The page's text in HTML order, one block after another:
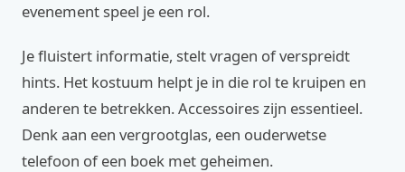
evenement speel je een rol.
Je fluistert informatie, stelt vragen of verspreidt
hints. Het kostuum helpt je in die rol te kruipen en
anderen te betrekken. Accessoires zijn essentieel.
Denk aan een vergrootglas, een ouderwetse
telefoon of een boek met geheimen.